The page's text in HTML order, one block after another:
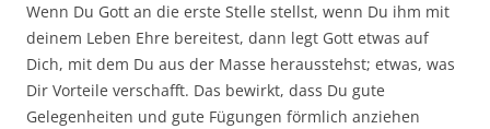
Wenn Du Gott an die erste Stelle stellst, wenn Du ihm mit
deinem Leben Ehre bereitest, dann legt Gott etwas auf
Dich, mit dem Du aus der Masse herausstehst; etwas, was
Dir Vorteile verschafft. Das bewirkt, dass Du gute
Gelegenheiten und gute Fügungen förmlich anziehen